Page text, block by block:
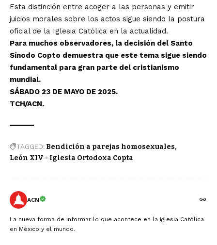
Esta distinción entre acoger a las personas y emitir
juicios morales sobre los actos sigue siendo la postura
oficial de la Iglesia Católica en la actualidad.
Para muchos observadores, la decisión del Santo
Sínodo Copto demuestra que este tema sigue siendo
fundamental para gran parte del cristianismo
mundial.
SÁBADO 23 DE MAYO DE 2025.
TCH/ACN.
TAGGED: Bendición a parejas homosexuales
León XIV - Iglesia Ortodoxa Copta
ACN
La nueva forma de informar lo que acontece en la Iglesia Católica
en México y el mundo.